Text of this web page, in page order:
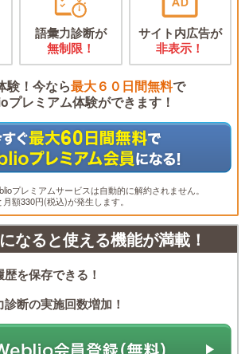
語彙力診断が
無制限！
サイト内広告が
非表示！
験！今なら最大６０日間無料で
プレミアム体験ができます！
プレミアムサービスは自動的に解約されません。
額330円(税込)が発生します。
なると使える機能が満載！
を保存できる！
診断の実施回数増加！